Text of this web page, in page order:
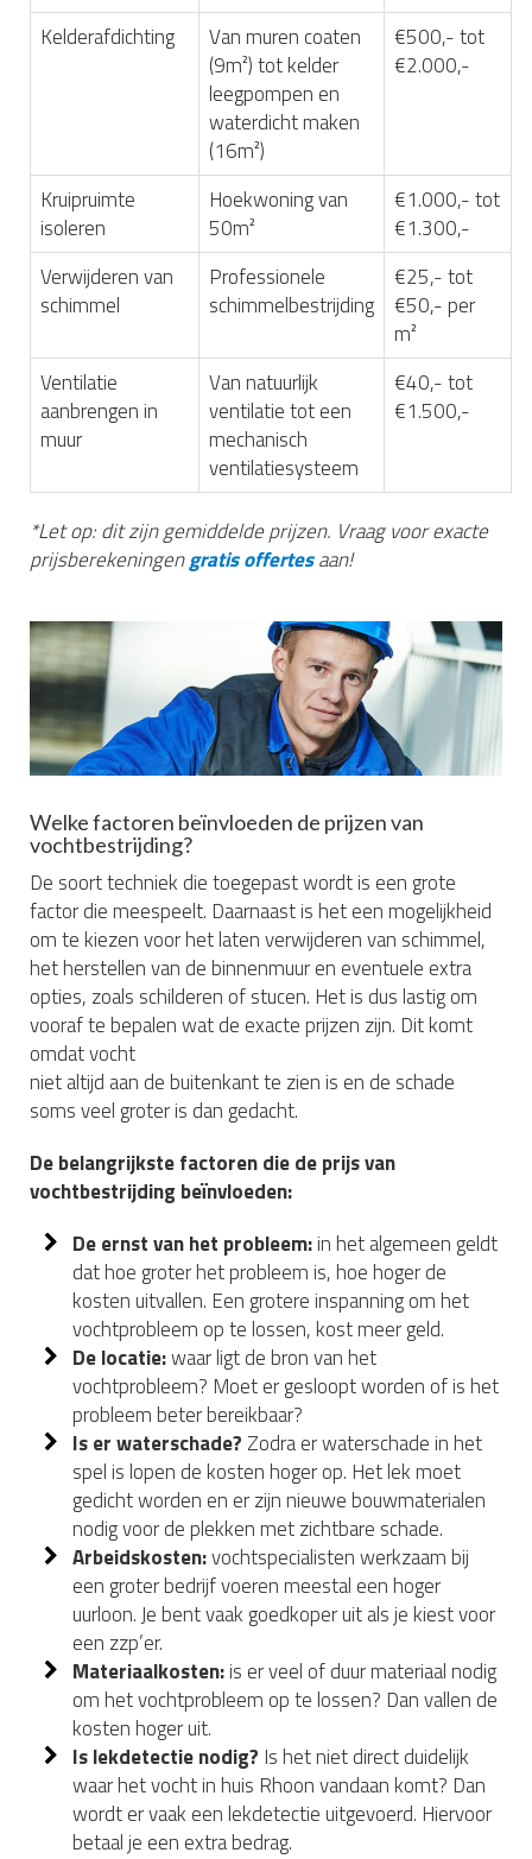
Kelderafdichting
Van muren coaten
(9m²) tot kelder
leegpompen en
waterdicht maken
(16m²)
€500,- tot
€2.000,-
Kruipruimte
isoleren
Hoekwoning van
50m²
€1.000,- tot
€1.300,-
Verwijderen van
schimmel
Professionele
schimmelbestrijding
€25,- tot
€50,- per
m²
Ventilatie
aanbrengen in
muur
Van natuurlijk
ventilatie tot een
mechanisch
ventilatiesysteem
€40,- tot
€1.500,-
*Let op: dit zijn gemiddelde prijzen. Vraag voor exacte
prijsberekeningengratis offertesaan!
Welke factoren beïnvloeden de prijzen van
vochtbestrijding?
De soort techniek die toegepast wordt is een grote
factor die meespeelt. Daarnaast is het een mogelijkheid
om te kiezen voor het laten verwijderen van schimmel,
het herstellen van de binnenmuur en eventuele extra
opties, zoals schilderen of stucen. Het is dus lastig om
vooraf te bepalen wat de exacte prijzen zijn. Dit komt
omdat vocht
niet altijd aan de buitenkant te zien is en de schade
soms veel groter is dan gedacht.
De belangrijkste factoren die de prijs van
vochtbestrijding beïnvloeden:
De ernst van het probleem:in het algemeen geldt
dat hoe groter het probleem is, hoe hoger de
kosten uitvallen. Een grotere inspanning om het
vochtprobleem op te lossen, kost meer geld.
De locatie:waar ligt de bron van het
vochtprobleem? Moet er gesloopt worden of is het
probleem beter bereikbaar?
Is er waterschade? Zodra er waterschade in het
spel is lopen de kosten hoger op. Het lek moet
gedicht worden en er zijn nieuwe bouwmaterialen
nodig voor de plekken met zichtbare schade.
Arbeidskosten:vochtspecialisten werkzaam bij
een groter bedrijf voeren meestal een hoger
uurloon. Je bent vaak goedkoper uit als je kiest voor
een zzp’er.
Materiaalkosten:is er veel of duur materiaal nodig
om het vochtprobleem op te lossen? Dan vallen de
kosten hoger uit.
Is lekdetectie nodig? Is het niet direct duidelijk
waar het vocht in huis Rhoon vandaan komt? Dan
wordt er vaak een lekdetectie uitgevoerd. Hiervoor
betaal je een extra bedrag.